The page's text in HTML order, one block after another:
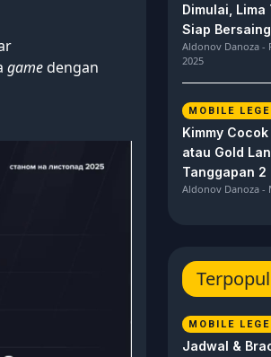
gamedengan
Dimulai,
Siap
Dominasi
Aldonov Danoza -
2025
MOBILE
Kimmy
atau Gold
Tanggapan 2
ID S15 ini
Aldonov Danoza -
MOBILE
Jadwal &